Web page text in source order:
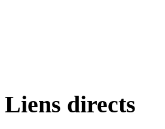
Liens directs